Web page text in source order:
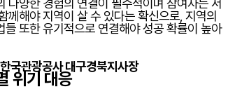
다양한 경험의 연결이 필수적이며 참여자는 서
께해야 지역이 살 수 있다는 확신으로, 지역의
들 또한 유기적으로 연결해야 성공 확률이 높아
국관광공사 대구경북지사장
위기 대응